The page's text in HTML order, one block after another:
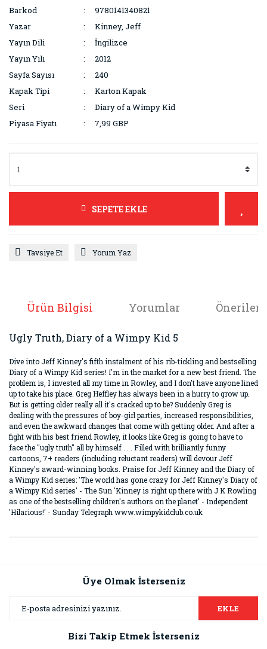
Barkod
9780141340821
Yazar
Kinney, Jeff
Yayın Dili
İngilizce
Yayın Yılı
2012
Sayfa Sayısı
240
Kapak Tipi
Karton Kapak
Seri
Diary of a Wimpy Kid
Piyasa Fiyatı
7,99 GBP
SEPETE EKLE
Tavsiye Et Yorum Yaz
Ürün Bilgisi Yorumlar
Ugly Truth, Diary of a Wimpy Kid 5
Dive into Jeff Kinney's fifth instalment of his rib-tickling and bestselling
Diary of a Wimpy Kid series! I'm in the market for a new best friend. The
problem is, I invested all my time in Rowley, and I don't have anyone lined
up to take his place. Greg Heffley has always been in a hurry to grow up.
But is getting older really all it's cracked up to be? Suddenly Greg is
dealing with the pressures of boy-girl parties, increased responsibilities,
and even the awkward changes that come with getting older. And after a
fight with his best friend Rowley, it looks like Greg is going to have to
face the "ugly truth" all by himself . . . Filled with brilliantly funny
cartoons, 7+ readers (including reluctant readers) will devour Jeff
Kinney's award-winning books. Praise for Jeff Kinney and the Diary of
a Wimpy Kid series: 'The world has gone crazy for Jeff Kinney's Diary of
a Wimpy Kid series' - The Sun 'Kinney is right up there with J K Rowling
as one of the bestselling children's authors on the planet' - Independent
'Hilarious!' - Sunday Telegraph www.wimpykidclub.co.uk
Görüş ve önerileriniz için teşekkür ederiz.
Ürün resmi kalitesiz, bozuk veya görüntülenemiyor.
Ürün bilgilerinde hatalar bulunuyor.
Üye Olmak İsterseniz
EKLE
Bizi Takip Etmek İsterseniz